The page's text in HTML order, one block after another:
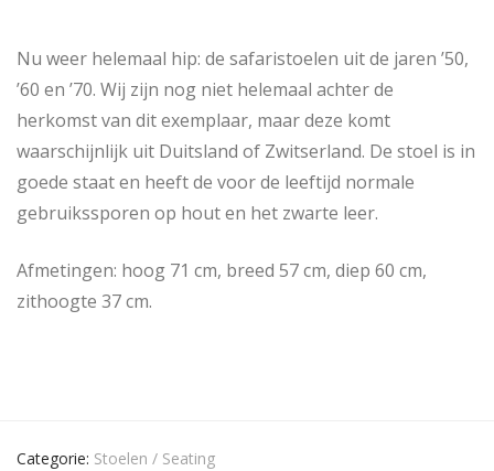
Nu weer helemaal hip: de safaristoelen uit de jaren ’50,
’60 en ’70. Wij zijn nog niet helemaal achter de
herkomst van dit exemplaar, maar deze komt
waarschijnlijk uit Duitsland of Zwitserland. De stoel is in
goede staat en heeft de voor de leeftijd normale
gebruikssporen op hout en het zwarte leer.
Afmetingen: hoog 71 cm, breed 57 cm, diep 60 cm,
zithoogte 37 cm.
Categorie: Stoelen / Seating